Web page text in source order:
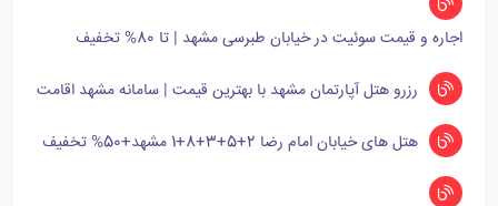
اجاره و قیمت سوئیت در خیابان طبرسی مشهد | تا 80% تخفیف
رزرو هتل آپارتمان مشهد با بهترین قیمت | سامانه مشهد اقامت
هتل های خیابان امام رضا 2+5+3+8+1 مشهد+50% تخفیف